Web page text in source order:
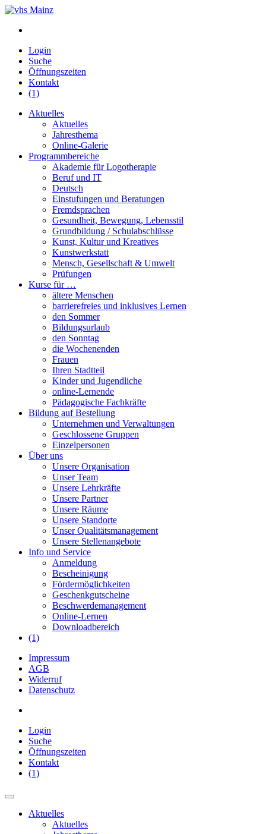
Login
Suche
Öffnungszeiten
Kontakt
(1)
Aktuelles
Aktuelles
Jahresthema
Online-Galerie
Programmbereiche
Akademie für Logotherapie
Beruf und IT
Deutsch
Einstufungen und Beratungen
Fremdsprachen
Gesundheit, Bewegung, Lebensstil
Grundbildung / Schulabschlüsse
Kunst, Kultur und Kreatives
Kunstwerkstatt
Mensch, Gesellschaft & Umwelt
Prüfungen
Kurse für …
ältere Menschen
barrierefreies und inklusives Lernen
den Sommer
Bildungsurlaub
den Sonntag
die Wochenenden
Frauen
Ihren Stadtteil
Kinder und Jugendliche
online-Lernende
Pädagogische Fachkräfte
Bildung auf Bestellung
Unternehmen und Verwaltungen
Geschlossene Gruppen
Einzelpersonen
Über uns
Unsere Organisation
Unser Team
Unsere Lehrkräfte
Unsere Partner
Unsere Räume
Unsere Standorte
Unser Qualitätsmanagement
Unsere Stellenangebote
Info und Service
Anmeldung
Bescheinigung
Fördermöglichkeiten
Geschenkgutscheine
Beschwerdemanagement
Online-Lernen
Downloadbereich
(1)
Impressum
AGB
Widerruf
Datenschutz
Login
Suche
Öffnungszeiten
Kontakt
(1)
Aktuelles
Aktuelles